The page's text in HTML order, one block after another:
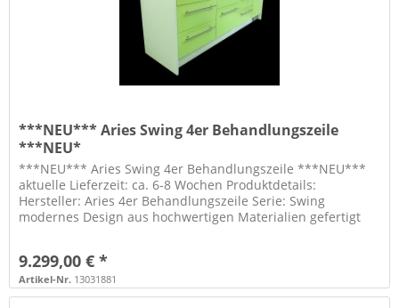
***NEU*** Aries Swing 4er Behandlungszeile
***NEU*
***NEU*** Aries Swing 4er Behandlungszeile ***NEU***
aktuelle Lieferzeit: ca. 6-8 Wochen Produktdetails:
Hersteller: Aries 4er Behandlungszeile Serie: Swing
modernes Design aus hochwertigen Materialien gefertigt
9.299,00 € *
Artikel-Nr. 13031881